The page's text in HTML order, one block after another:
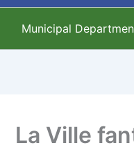
Municipal
La Ville